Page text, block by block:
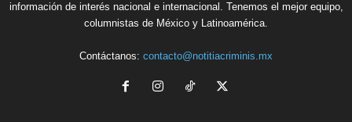
información de interés nacional e internacional. Tenemos el mejor equipo,
columnistas de México y Latinoamérica.
Contáctanos: contacto@notitiacriminis.mx